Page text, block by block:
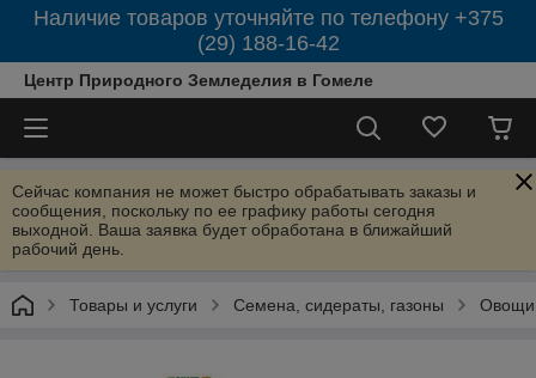
Наличие товаров уточняйте по телефону +375
(29) 188-16-42
Центр Природного Земледелия в Гомеле
Сейчас компания не может быстро обрабатывать заказы и
сообщения, поскольку по ее графику работы сегодня
выходной. Ваша заявка будет обработана в ближайший
рабочий день.
Товары и услуги Семена, сидераты, газоны Овощи